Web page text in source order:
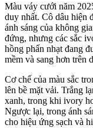
Màu váy cưới năm
duy nhất. Cô dâu hiện
ánh sáng của không
đứng, nhưng các sắc
hồng phấn nhạt đang
mềm và sang hơn trên
Cơ chế của màu sắc
lên bề mặt vải. Trắng
xanh, trong khi ivory
Ngược lại, trong ánh
cho hiệu ứng sạch và